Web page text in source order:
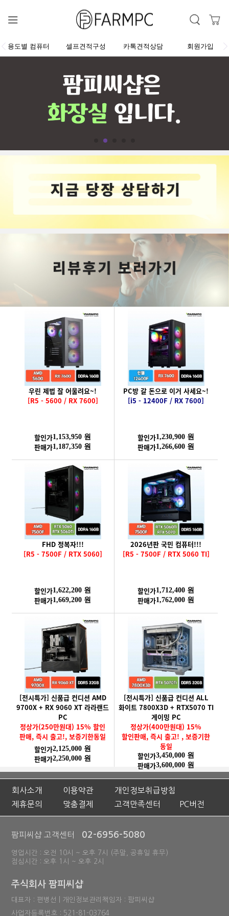
용도별 컴퓨터 셀프견적구성 카톡견적상담 회원가입
우린 제법 잘 어울려요~!
[R5 - 5600 / RX 7600]
할인가1,153,950 원
판매가1,187,350 원
PC방 갈 돈으로 이거 사세요~!
[i5 - 12400F / RX 7600]
할인가1,230,900 원
판매가1,266,600 원
FHD 정복자!!!
[R5 - 7500F / RTX 5060]
할인가1,622,200 원
판매가1,669,200 원
2026년판 국민 컴퓨터!!!
[R5 - 7500F / RTX 5060 TI]
할인가1,712,400 원
판매가1,762,000 원
[전시특가] 신품급 컨디션 AMD
9700X + RX 9060 XT 라라랜드
PC
정상가(250만원대) 15% 할인
판매, 즉시 출고!, 보증기한동일
할인가2,125,000 원
판매가2,250,000 원
[전시특가] 신품급 컨디션 ALL
화이트 7800X3D + RTX5070 TI
게이밍 PC
정상가(400만원대) 15%
할인판매, 즉시 출고! , 보증기한
동일
할인가3,450,000 원
판매가3,600,000 원
회사소개 이용약관
개인정보취급방침
제휴문의
맞춤결제 고객만족센터 PC버전
팜피씨샵 고객센터 02-6956-5080
영업시간 : 오전 10시 ~ 오후 7시 (주말, 공휴일 휴무)
점심시간 : 오후 1시 ~ 오후 2시
주식회사 팜피씨샵
대표자 : 편병선 | 개인정보관리책임자 : 팜피씨샵
사업자등록번호 : 521-81-03764